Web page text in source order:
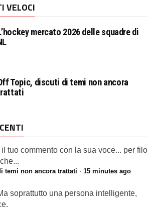
VELOCI
mercato 2026 delle squadre di
Topic, discuti di temi non ancora
il tuo commento con la sua voce... per filo
temi non ancora trattati · 15 minutes ago
soprattutto una persona intelligente,